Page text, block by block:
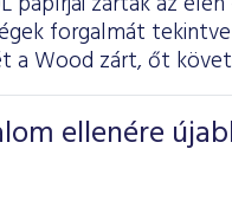
forgalmát
a Wood zárt, őt
ellenére